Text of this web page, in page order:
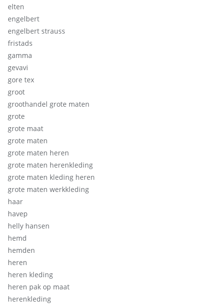
elten
engelbert
engelbert strauss
fristads
gamma
gevavi
gore tex
groot
groothandel grote maten
grote
grote maat
grote maten
grote maten heren
grote maten herenkleding
grote maten kleding heren
grote maten werkkleding
haar
havep
helly hansen
hemd
hemden
heren
heren kleding
heren pak op maat
herenkleding